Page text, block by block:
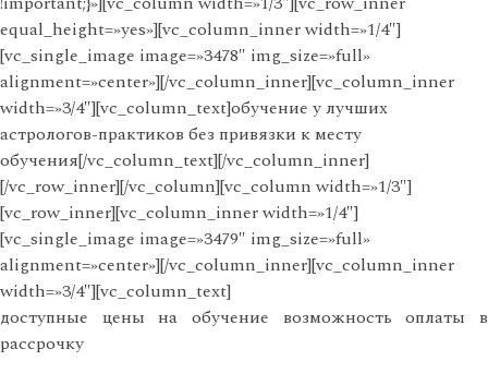
equal_height=»yes»][vc_column_inner width=»1/4″]
[vc_single_image image=»3478″ img_size=»full»
alignment=»center»][/vc_column_inner][vc_column_inner
width=»3/4″][vc_column_text]обучение у лучших
астрологов-практиков без привязки к месту
обучения[/vc_column_text][/vc_column_inner]
[/vc_row_inner][/vc_column][vc_column width=»1/3″]
[vc_row_inner][vc_column_inner width=»1/4″]
[vc_single_image image=»3479″ img_size=»full»
alignment=»center»][/vc_column_inner][vc_column_inner
width=»3/4″][vc_column_text]
доступные цены на обучение возможность оплаты в
рассрочку